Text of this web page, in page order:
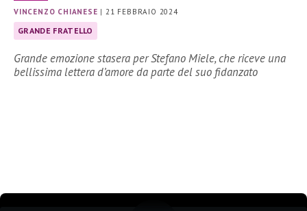
VINCENZO CHIANESE |21 FEBBRAIO 2024
GRANDE FRATELLO
Grande emozione stasera per Stefano Miele, che riceve una
bellissima lettera d’amore da parte del suo fidanzato